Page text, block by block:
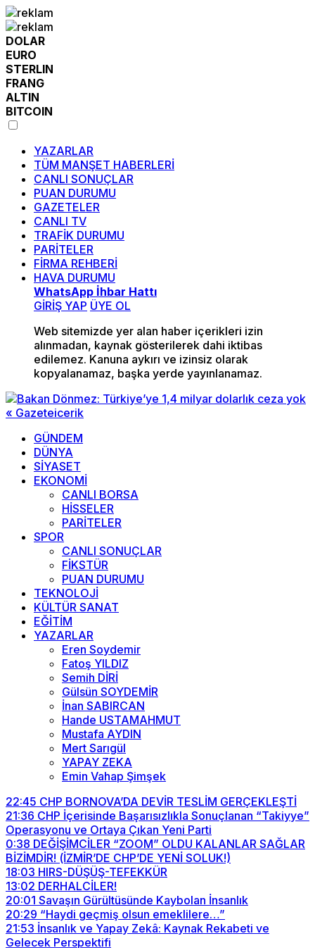
DOLAR
EURO
STERLIN
FRANG
ALTIN
BITCOIN
YAZARLAR
TÜM MANŞET HABERLERİ
CANLI SONUÇLAR
PUAN DURUMU
GAZETELER
CANLI TV
TRAFİK DURUMU
PARİTELER
FİRMA REHBERİ
HAVA DURUMU
WhatsApp İhbar Hattı
GİRİŞ YAP ÜYE OL
Web sitemizde yer alan haber içerikleri izin
alınmadan, kaynak gösterilerek dahi iktibas
edilemez. Kanuna aykırı ve izinsiz olarak
kopyalanamaz, başka yerde yayınlanamaz.
GÜNDEM
DÜNYA
SİYASET
EKONOMİ
CANLI BORSA
HİSSELER
PARİTELER
SPOR
CANLI SONUÇLAR
FİKSTÜR
PUAN DURUMU
TEKNOLOJİ
KÜLTÜR SANAT
EĞİTİM
YAZARLAR
Eren Soydemir
Fatoş YILDIZ
Semih DİRİ
Gülsün SOYDEMİR
İnan SABIRCAN
Hande USTAMAHMUT
Mustafa AYDIN
Mert Sarıgül
YAPAY ZEKA
Emin Vahap Şimşek
22:45 CHP BORNOVA’DA DEVİR TESLİM GERÇEKLEŞTİ
21:36 CHP İçerisinde Başarısızlıkla Sonuçlanan “Takiyye”
Operasyonu ve Ortaya Çıkan Yeni Parti
0:38 DEĞİŞİMCİLER “ZOOM” OLDU KALANLAR SAĞLAR
BİZİMDİR! (İZMİR’DE CHP’DE YENİ SOLUK!)
18:03 HIRS-DÜŞÜŞ-TEFEKKÜR
13:02 DERHALCİLER!
20:01 Savaşın Gürültüsünde Kaybolan İnsanlık
20:29 “Haydi geçmiş olsun emeklilere…”
21:53 İnsanlık ve Yapay Zekâ: Kaynak Rekabeti ve
Gelecek Perspektifi